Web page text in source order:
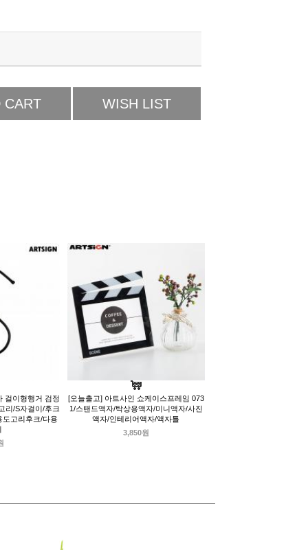
CART WISH LIST
걸이형행거 검정
리/S자걸이/후크
도고리후크/다용
[오늘출고] 아트사인 쇼케이스프레임 073
1/스탠드액자/탁상용액자/미니액자/사진
액자/인테리어액자/액자틀
3,850원